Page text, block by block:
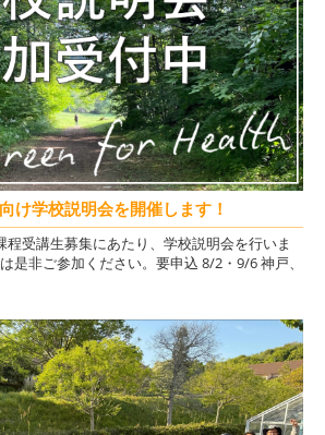
け学校説明会を開催します！
程受講生募集にあたり、学校説明会を行いま
是非ご参加ください。要申込 8/2・9/6 神戸、